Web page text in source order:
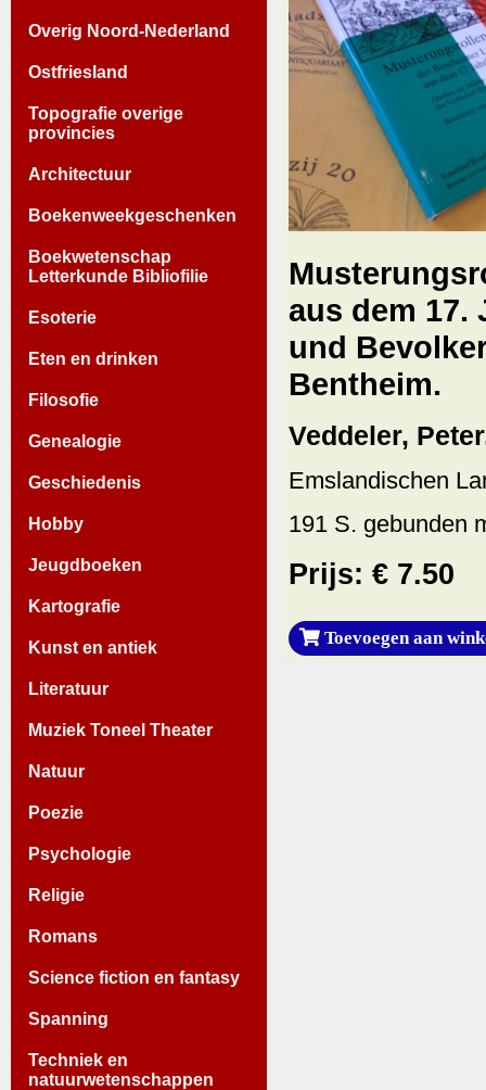
Overig Noord-Nederland
Ostfriesland
Topografie overige
provincies
Architectuur
Boekenweekgeschenken
Boekwetenschap
Letterkunde Bibliofilie
Esoterie
Eten en drinken
Filosofie
Genealogie
Geschiedenis
Hobby
Jeugdboeken
Kartografie
Kunst en antiek
Literatuur
Muziek Toneel Theater
Natuur
Poezie
Psychologie
Religie
Romans
Science fiction en fantasy
Spanning
Techniek en
natuurwetenschappen
aus dem 17.
und
Bentheim.
Veddeler,
Emslandischen
191 S. gebunden
Prijs: € 7.50
Toevoegen aan